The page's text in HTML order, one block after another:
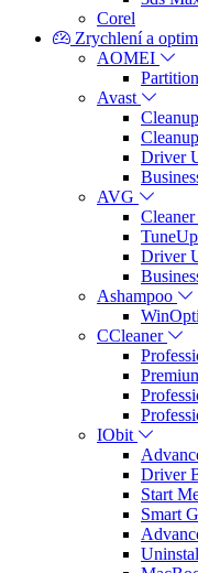
Corel
Zrychlení a
AOMEI
Avast
Driver
AVG
TuneUp
Driver
Ashampoo
CCleaner
IObit
Driver
Start
Smart